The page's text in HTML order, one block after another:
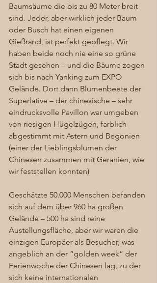
Baumsäume die bis zu 80 Meter breit
sind. Jeder, aber wirklich jeder Baum
oder Busch hat einen eigenen
Gießrand, ist perfekt gepflegt. Wir
haben beide noch nie eine so grüne
Stadt gesehen – und die Bäume zogen
sich bis nach Yanking zum EXPO
Gelände. Dort dann Blumenbeete der
Superlative – der chinesische – sehr
eindrucksvolle Pavillon war umgeben
von riesigen Hügelzügen, farblich
abgestimmt mit Astern und Begonien
(einer der Lieblingsblumen der
Chinesen zusammen mit Geranien, wie
wir feststellen konnten)
Geschätzte 50.000 Menschen befanden
sich auf dem über 960 ha großen
Gelände – 500 ha sind reine
Austellungsfläche, aber wir waren die
einzigen Europäer als Besucher, was
angeblich an der “golden week” der
Ferienwoche der Chinesen lag, zu der
sich keine internationalen